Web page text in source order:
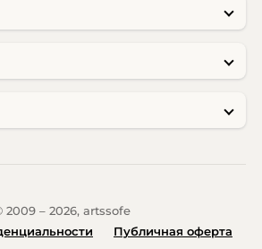
2009 – 2026, artssofe
Публичная оферта